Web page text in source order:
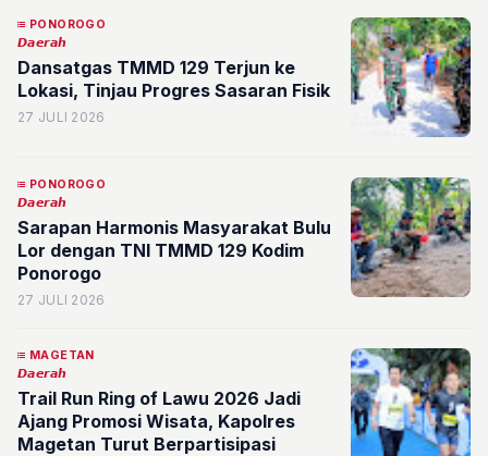
PONOROGO
𝘿𝙖𝙚𝙧𝙖𝙝
Dansatgas TMMD 129 Terjun ke
Lokasi, Tinjau Progres Sasaran Fisik
27 JULI 2026
PONOROGO
𝘿𝙖𝙚𝙧𝙖𝙝
Sarapan Harmonis Masyarakat Bulu
Lor dengan TNI TMMD 129 Kodim
Ponorogo
27 JULI 2026
MAGETAN
𝘿𝙖𝙚𝙧𝙖𝙝
Trail Run Ring of Lawu 2026 Jadi
Ajang Promosi Wisata, Kapolres
Magetan Turut Berpartisipasi